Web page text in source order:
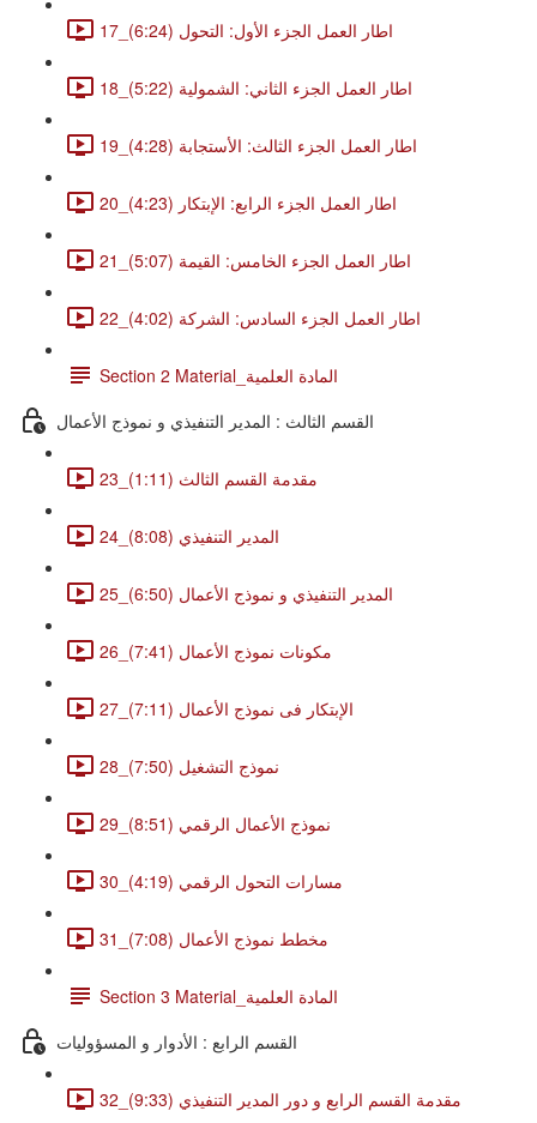
17_اطار العمل الجزء الأول: التحول (6:24)
18_اطار العمل الجزء الثاني: الشمولية (5:22)
19_اطار العمل الجزء الثالث: الأستجابة (4:28)
20_اطار العمل الجزء الرابع: الإبتكار (4:23)
21_اطار العمل الجزء الخامس: القيمة (5:07)
22_اطار العمل الجزء السادس: الشركة (4:02)
Section 2 Material_المادة العلمية
القسم الثالث : المدير التنفيذي و نموذج الأعمال
23_مقدمة القسم الثالث (1:11)
24_المدير التنفيذي (8:08)
25_المدير التنفيذي و نموذج الأعمال (6:50)
26_مكونات نموذج الأعمال (7:41)
27_الإبتكار فى نموذج الأعمال (7:11)
28_نموذج التشغيل (7:50)
29_نموذج الأعمال الرقمي (8:51)
30_مسارات التحول الرقمي (4:19)
31_مخطط نموذج الأعمال (7:08)
Section 3 Material_المادة العلمية
القسم الرابع : الأدوار و المسؤوليات
32_مقدمة القسم الرابع و دور المدير التنفيذي (9:33)